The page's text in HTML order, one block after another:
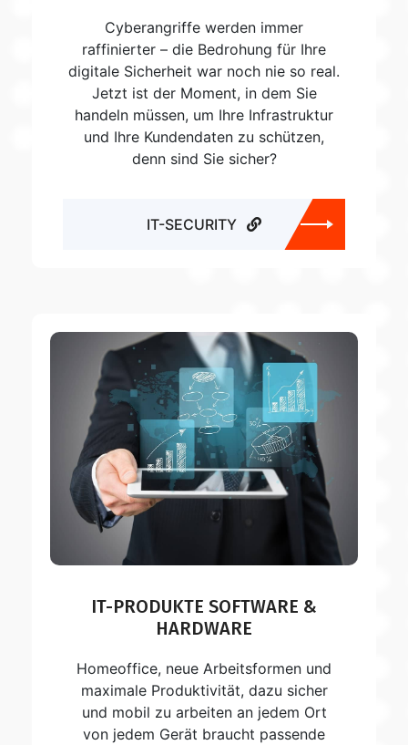
Cyberangriffe werden immer
raffinierter – die Bedrohung für Ihre
digitale Sicherheit war noch nie so real.
Jetzt ist der Moment, in dem Sie
handeln müssen, um Ihre Infrastruktur
und Ihre Kundendaten zu schützen,
denn sind Sie sicher?
IT-SECURITY
IT-PRODUKTE SOFTWARE &
HARDWARE
Homeoffice, neue Arbeitsformen und
maximale Produktivität, dazu sicher
und mobil zu arbeiten an jedem Ort
von jedem Gerät braucht passende